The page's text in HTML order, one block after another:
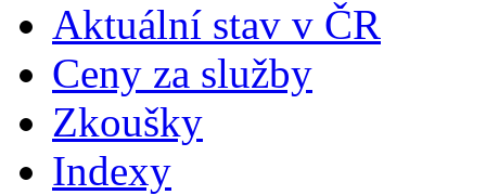
Aktuální stav v ČR
Ceny za služby
Zkoušky
Indexy